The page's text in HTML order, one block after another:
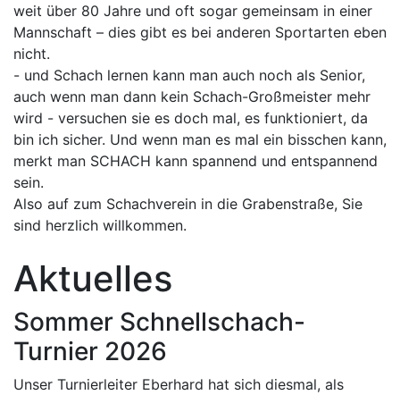
weit über 80 Jahre und oft sogar gemeinsam in einer
Mannschaft – dies gibt es bei anderen Sportarten eben
nicht.
- und Schach lernen kann man auch noch als Senior,
auch wenn man dann kein Schach-Großmeister mehr
wird - versuchen sie es doch mal, es funktioniert, da
bin ich sicher. Und wenn man es mal ein bisschen kann,
merkt man SCHACH kann spannend und entspannend
sein.
Also auf zum Schachverein in die Grabenstraße, Sie
sind herzlich willkommen.
Aktuelles
Sommer Schnellschach-
Turnier 2026
Unser Turnierleiter Eberhard hat sich diesmal, als